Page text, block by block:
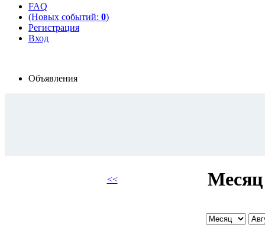
FAQ
(Новых событий: 0)
Регистрация
Вход
Объявления
<< Месяц